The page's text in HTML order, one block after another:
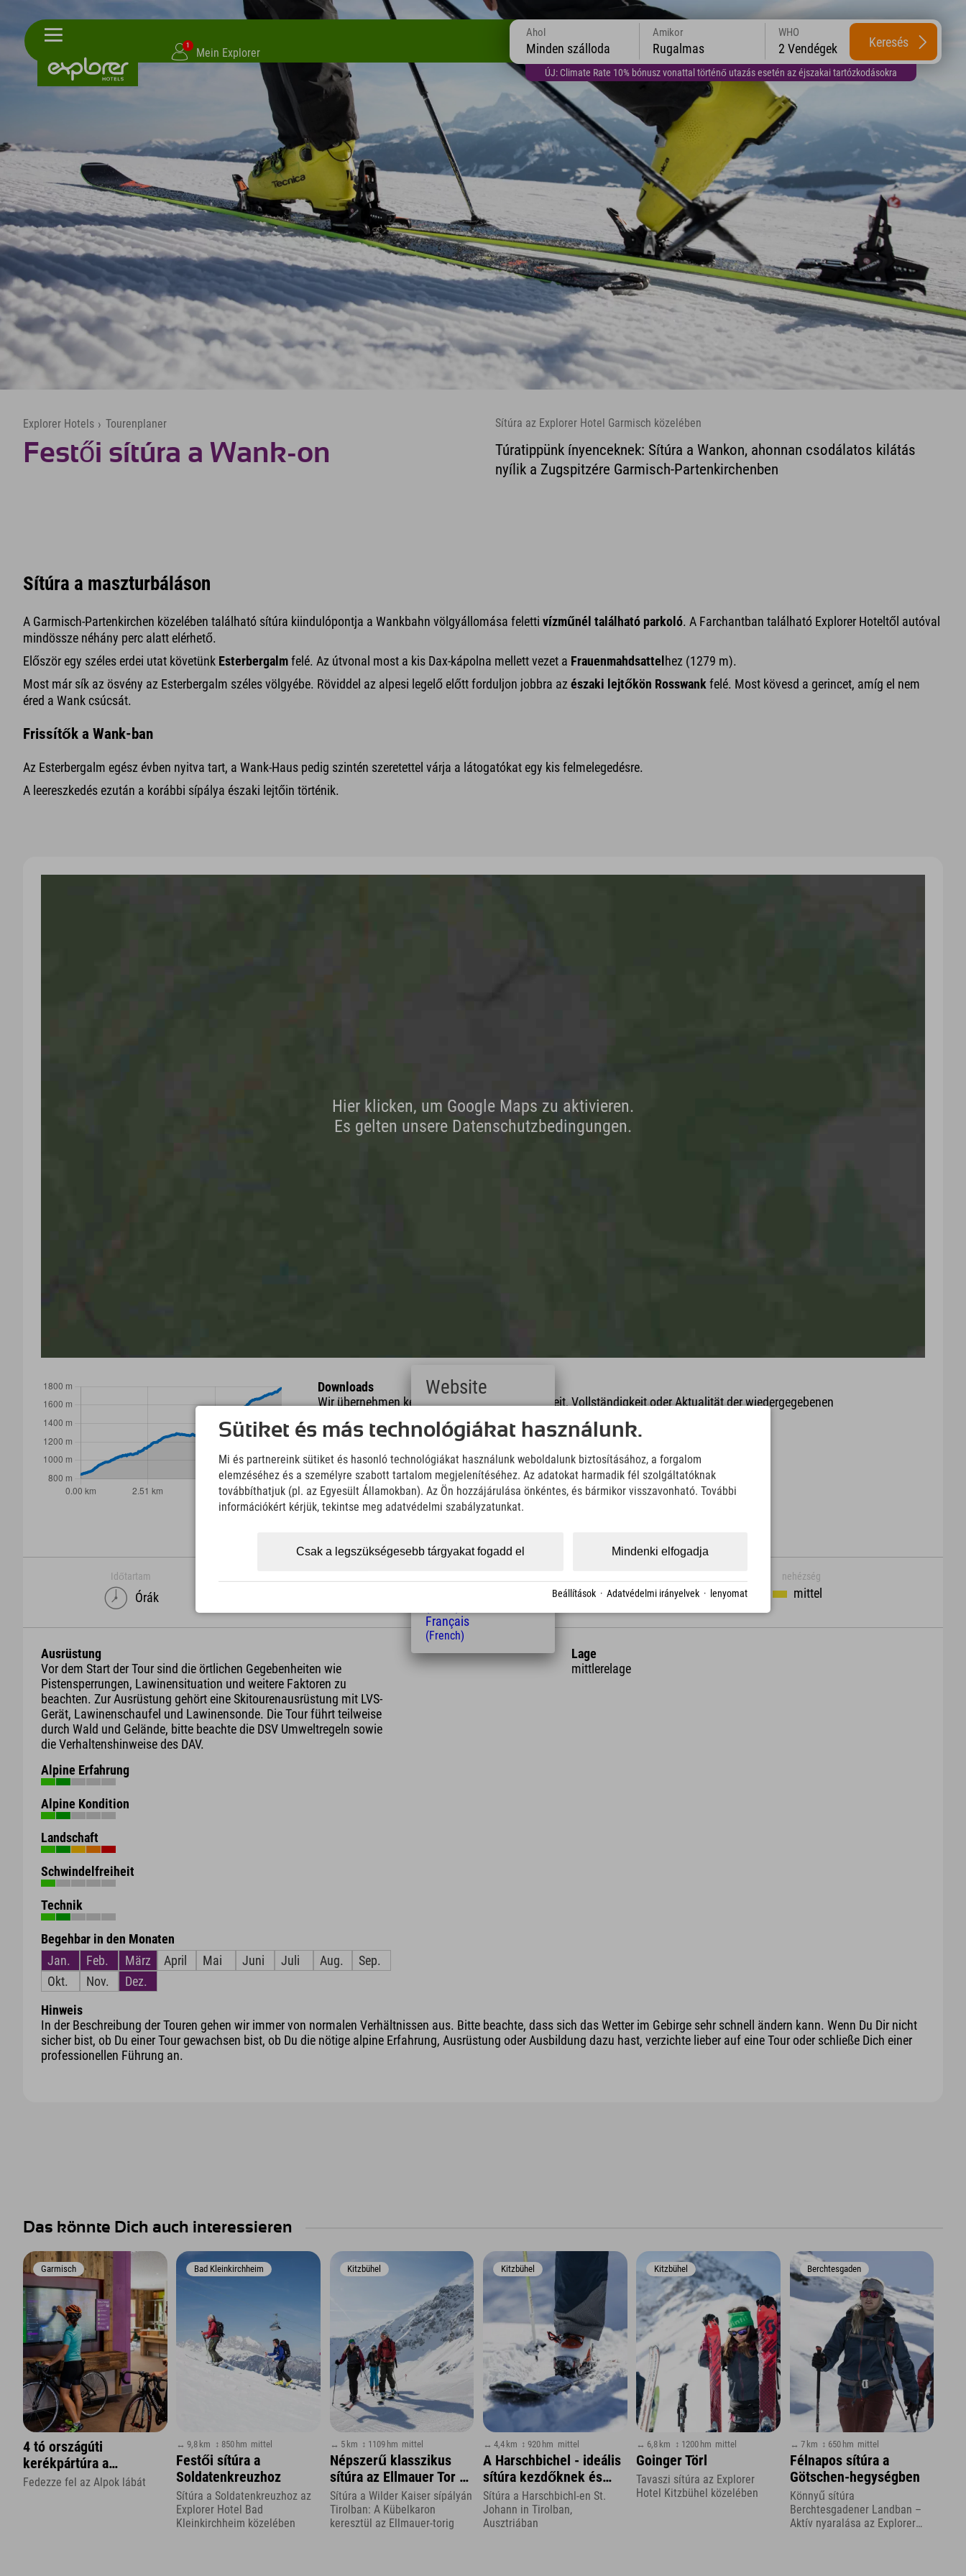
1
Mein Explorer
ÚJ: Climate Rate 10% bónusz vonattal történő utazás esetén az éjszakai tartózkodásokra
Ahol
Minden szálloda
Amikor
Rugalmas
WHO
2 Vendégek Keresés
Explorer Hotels › Tourenplaner
Festői sítúra a Wank-on
Sítúra az Explorer Hotel Garmisch közelében
Túratippünk ínyenceknek: Sítúra a Wankon, ahonnan csodálatos kilátás
nyílik a Zugspitzére Garmisch-Partenkirchenben
Sítúra a maszturbáláson
A Garmisch-Partenkirchen közelében található sítúra kiindulópontja a Wankbahn völgyállomása feletti vízműnél található parkoló. A Farchantban található Explorer Hoteltől autóval
mindössze néhány perc alatt elérhető.
Először egy széles erdei utat követünk Esterbergalmfelé. Az útvonal most a kis Dax-kápolna mellett vezet a Frauenmahdsattelhez (1279 m).
Most már sík az ösvény az Esterbergalm széles völgyébe. Röviddel az alpesi legelő előtt forduljon jobbra az északi lejtőkön Rosswank felé. Most kövesd a gerincet, amíg el nem
éred a Wank csúcsát.
Frissítők a Wank-ban
Az Esterbergalm egész évben nyitva tart, a Wank-Haus pedig szintén szeretettel várja a látogatókat egy kis felmelegedésre.
A leereszkedés ezután a korábbi sípálya északi lejtőin történik.
Hier klicken, um Google Maps zu aktivieren.
Es gelten unsere Datenschutzbedingungen.
Downloads
Wir übernehmen keine Haftung für die Richtigkeit, Vollständigkeit oder Aktualität der wiedergegebenen
KML Download GPX Download
Időtartam
Órák 980 m
nehézség
mittel
Ausrüstung
Vor dem Start der Tour sind die örtlichen Gegebenheiten wie
Pistensperrungen, Lawinensituation und weitere Faktoren zu
beachten. Zur Ausrüstung gehört eine Skitourenausrüstung mit LVS-
Gerät, Lawinenschaufel und Lawinensonde. Die Tour führt teilweise
durch Wald und Gelände, bitte beachte die DSV Umweltregeln sowie
die Verhaltenshinweise des DAV.
Alpine Erfahrung
Alpine Kondition
Landschaft
Schwindelfreiheit
Technik
Begehbar in den Monaten
Jan.
Feb. März April Mai Juni Juli Aug.
Sep.
Okt.
Nov. Dez.
Lage
mittlerelage
Hinweis
In der Beschreibung der Touren gehen wir immer von normalen Verhältnissen aus. Bitte beachte, dass sich das Wetter im Gebirge sehr schnell ändern kann. Wenn Du Dir nicht
sicher bist, ob Du einer Tour gewachsen bist, ob Du die nötige alpine Erfahrung, Ausrüstung oder Ausbildung dazu hast, verzichte lieber auf eine Tour oder schließe Dich einer
professionellen Führung an.
Das könnte Dich auch interessieren
Garmisch
4 tó országúti
kerékpártúra a
Zugspitze régióban
Fedezze fel az Alpok lábát
Bad Kleinkirchheim
↔ 9,8 km ↕ 850 hm mittel
Festői sítúra a
Soldatenkreuzhoz
Sítúra a Soldatenkreuzhoz az
Explorer Hotel Bad
Kleinkirchheim közelében
Kitzbühel
↔ 5 km ↕ 1109 hm mittel
Népszerű klasszikus
sítúra az Ellmauer Tor és
a Hintere Goinger Halt
felé
Sítúra a Wilder Kaiser sípályán
Tirolban: A Kübelkaron
keresztül az Ellmauer-torig
Kitzbühel
↔ 4,4 km ↕ 920 hm mittel
A Harschbichel - ideális
sítúra kezdőknek és
esti túrázóknak
Sítúra a Harschbichl-en St.
Johann in Tirolban,
Ausztriában
Kitzbühel
↔ 6,8 km ↕ 1200 hm mittel
Goinger Törl
Tavaszi sítúra az Explorer
Hotel Kitzbühel közelében
Berchtesgaden
↔ 7 km ↕ 650 hm mittel
Félnapos sítúra a
Götschen-hegységben
Könnyű sítúra
Berchtesgadener Landban –
Aktív nyaralása az Explorer
Sütiket és más technológiákat használunk.
Mi és partnereink sütiket és hasonló technológiákat használunk weboldalunk biztosításához, a forgalom
elemzéséhez és a személyre szabott tartalom megjelenítéséhez. Az adatokat harmadik fél szolgáltatóknak
továbbíthatjuk (pl. az Egyesült Államokban). Az Ön hozzájárulása önkéntes, és bármikor visszavonható. További
információkért kérjük, tekintse meg adatvédelmi szabályzatunkat.
Mindenki elfogadja
Csak a legszükségesebb tárgyakat fogadd el
Beállítások · Adatvédelmi irányelvek · lenyomat
Website
Deutsch
(German)
(English)
Italiano
(Italian)
Čeština
(Polish)
(Hungarian)
Français
(French)